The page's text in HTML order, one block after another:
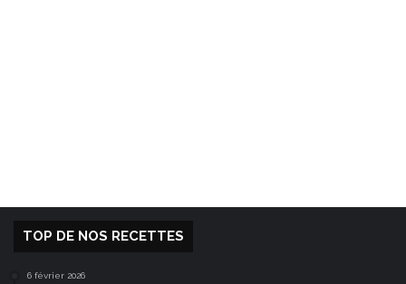
TOP DE NOS RECETTES
6 février 2026